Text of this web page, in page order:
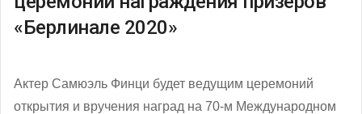
«Берлинале 2020»
Актер Самюэль Финци будет ведущим церемоний
открытия и вручения наград на 70-м Международном